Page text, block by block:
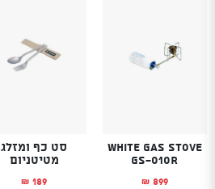
White Gas Stove
GS-010R
₪ 899
סט כף ומזלג
מטיטניום
₪ 189